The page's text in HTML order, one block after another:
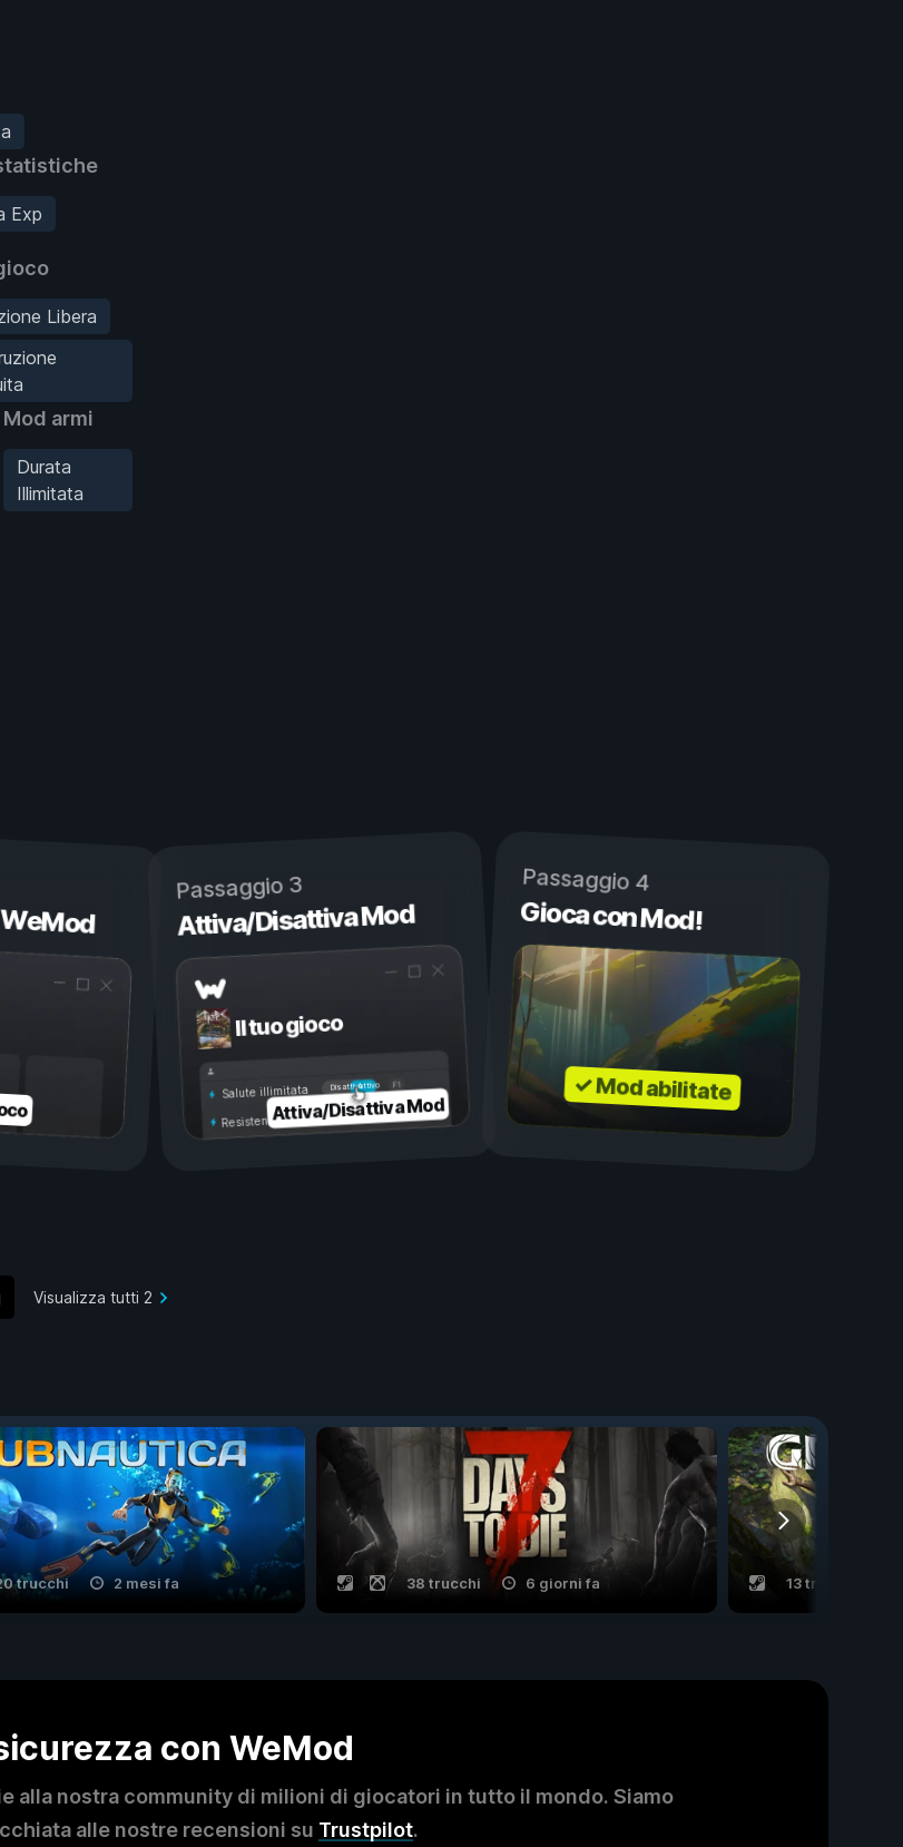
Exp
Libera
Mod armi
Durata
Illimitata
Passaggio 3
Attiva/Disattiva Mod
Il tuo gioco
Attivo
Disattivo
Salute illimitata
Resistenza illimitata
Attiva/Disattiva Mod
Passaggio 4
Gioca con Mod!
✓ Mod abilitate
Visualizza tutti 2
trucchi 2 mesi fa 38 trucchi 6 giorni fa 13 trucchi
con WeMod
alla nostra community di milioni di giocatori in tutto il mondo. Siamo
alle nostre recensioni su Trustpilot.